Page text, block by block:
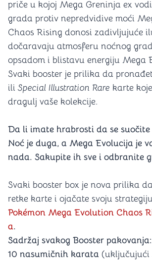
priče u kojoj Mega Greninja ex
grada protiv nepredvidive moći
Chaos Rising donosi zadivljujuće
dočaravaju atmosferu noćnog
opsadom i blistavu energiju Mega
Svaki booster je prilika da
ili Special Illustration Rare karte
dragulj vaše kolekcije.
Da li imate hrabrosti da se suočite
Noć je duga, a Mega Evolucija je
nada. Sakupite ih sve i odbranite
Svaki booster box je nova prilika
retke karte i ojačate svoju
Pokémon Mega Evolution Chaos
a.
Sadržaj svakog Booster pakovanja:
10 nasumičnih karata (uključujući